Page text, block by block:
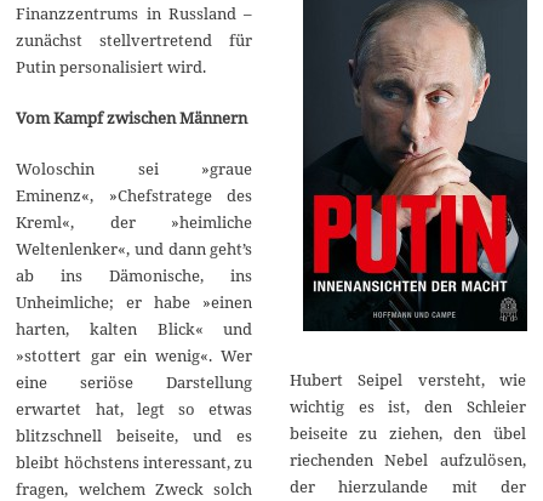
Finanzzentrums in Russland –
zunächst stellvertretend für
Putin personalisiert wird.
Vom Kampf zwischen Männern
Woloschin sei »graue
Eminenz«, »Chefstratege des
Kreml«, der »heimliche
Weltenlenker«, und dann geht’s
ab ins Dämonische, ins
Unheimliche; er habe »einen
harten, kalten Blick« und
»stottert gar ein wenig«. Wer
eine seriöse Darstellung
erwartet hat, legt so etwas
blitzschnell beiseite, und es
bleibt höchstens interessant, zu
fragen, welchem Zweck solch
Hubert Seipel versteht, wie
wichtig es ist, den Schleier
beiseite zu ziehen, den übel
riechenden Nebel aufzulösen,
der hierzulande mit der